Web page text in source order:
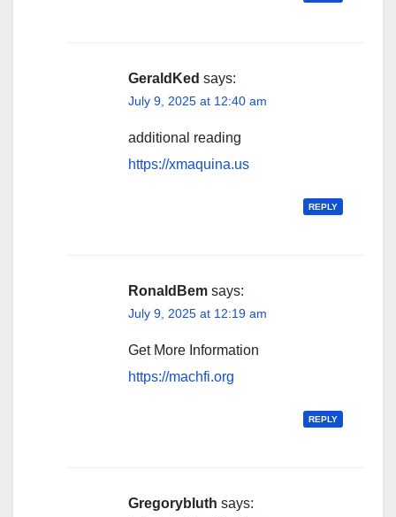
GeraldKed says:
July 9, 2025 at 12:40 am
additional reading
https://xmaquina.us
REPLY
RonaldBem says:
July 9, 2025 at 12:19 am
Get More Information
https://machfi.org
REPLY
Gregorybluth says: